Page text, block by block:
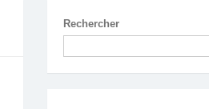
Rechercher